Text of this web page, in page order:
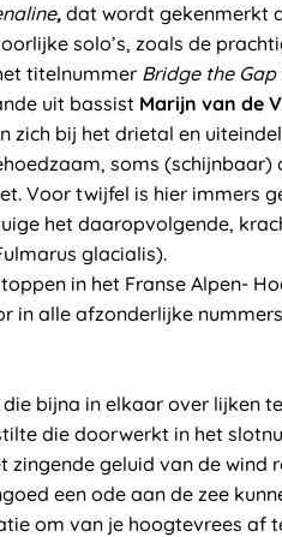
, dat wordt gekenmerkt
solo’s, zoals de
titelnummer Bridge the Gap
uit bassist Marijn van de
zich bij het drietal en
soms
Voor twijfel is hier immers
het daaropvolgende,
glacialis).
in het Franse Alpen-
in alle afzonderlijke
bijna in elkaar over lijken
die doorwerkt in het
geluid van de wind
een ode aan de zee
om van je hoogtevrees af